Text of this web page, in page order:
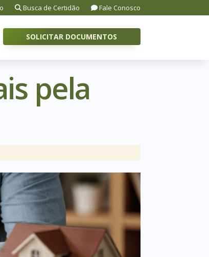
Busca de Certidão Fale Conosco
SOLICITAR DOCUMENTOS
pela